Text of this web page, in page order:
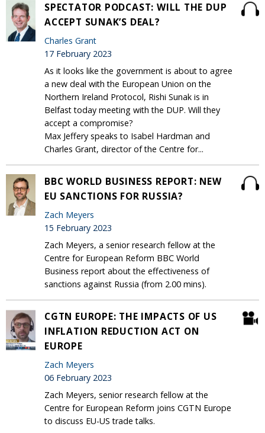
SPECTATOR PODCAST: WILL THE DUP
ACCEPT SUNAK’S DEAL?
Charles Grant
17 February 2023
As it looks like the government is about to agree
a new deal with the European Union on the
Northern Ireland Protocol, Rishi Sunak is in
Belfast today meeting with the DUP. Will they
accept a compromise?
Max Jeffery speaks to Isabel Hardman and
Charles Grant, director of the Centre for...
BBC WORLD BUSINESS REPORT: NEW
EU SANCTIONS FOR RUSSIA?
Zach Meyers
15 February 2023
Zach Meyers, a senior research fellow at the
Centre for European Reform BBC World
Business report about the effectiveness of
sanctions against Russia (from 2.00 mins).
CGTN EUROPE: THE IMPACTS OF US
INFLATION REDUCTION ACT ON
EUROPE
Zach Meyers
06 February 2023
Zach Meyers, senior research fellow at the
Centre for European Reform joins CGTN Europe
to discuss EU-US trade talks.